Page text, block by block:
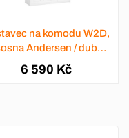
na komodu W2D,
Andersen / dub
lefkas, PROVANCE
6 590 Kč